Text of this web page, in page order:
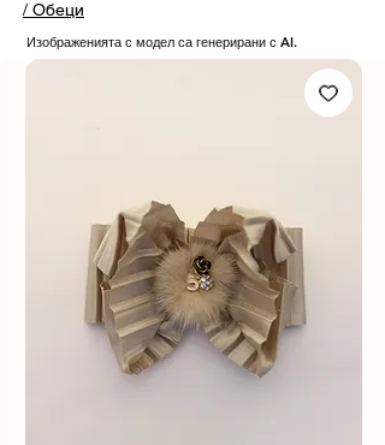
/ Обеци
Изображенията с модел са генерирани с AI.